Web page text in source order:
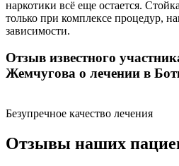
наркотики всё еще остается.
только при комплексе процедур,
зависимости.
Отзыв известного
Жемчугова о лечении в
Безупречное качество лечения
Отзывы наших